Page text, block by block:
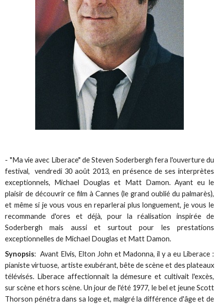
- "Ma vie avec Liberace" de Steven Soderbergh fera l'ouverture du
festival, vendredi 30 août 2013, en présence de ses interprètes
exceptionnels, Michael Douglas et Matt Damon. Ayant eu le
plaisir de découvrir ce film à Cannes (le grand oublié du palmarès),
et même si je vous vous en reparlerai plus longuement, je vous le
recommande d'ores et déjà, pour la réalisation inspirée de
Soderbergh mais aussi et surtout pour les prestations
exceptionnelles de Michael Douglas et Matt Damon.
Synopsis: Avant Elvis, Elton John et Madonna, il y a eu Liberace :
pianiste virtuose, artiste exubérant, bête de scène et des plateaux
télévisés. Liberace affectionnait la démesure et cultivait l'excès,
sur scène et hors scène. Un jour de l'été 1977, le bel et jeune Scott
Thorson pénétra dans sa loge et, malgré la différence d'âge et de